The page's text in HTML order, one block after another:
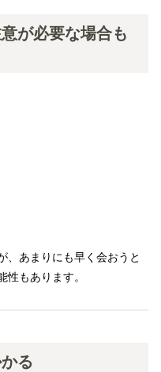
が必要な場合も
、あまりにも早く会おうと
もあります。
る